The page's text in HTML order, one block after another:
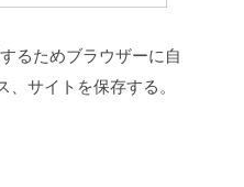
るためブラウザーに自
サイトを保存する。